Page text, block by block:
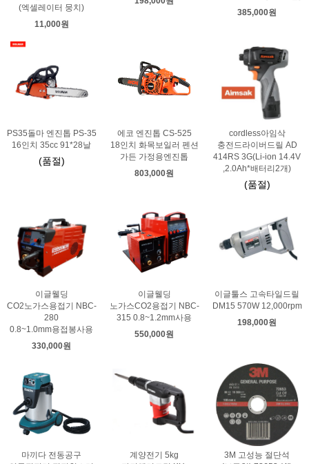
(엑셀레이터 뭉치)
11,000원
385,000원
PS35돌마 엔진톱 PS-35
16인치 35cc 91*28날
(품절)
에코 엔진톱 CS-525
18인치 화목보일러 펜션
가든 가정용엔진톱
803,000원
cordless아임삭
충전드라이버드릴 AD
414RS 3G(Li-ion 14.4V
,2.0Ah*배터리2개)
(품절)
이글웰딩
CO2노가스용접기 NBC-
280
0.8~1.0mm용접봉사용
330,000원
이글웰딩
노가스CO2용접기 NBC-
315 0.8~1.2mm사용
550,000원
이글툴스 고속타일드릴
DM15 570W 12,000rpm
198,000원
마끼다 전동공구
계양전기 5kg
3M 고성능 절단석